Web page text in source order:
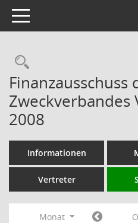
Toggle navigation
Finanzausschuss
Zweckverbandes
2008
Informationen
Vertreter
Monat